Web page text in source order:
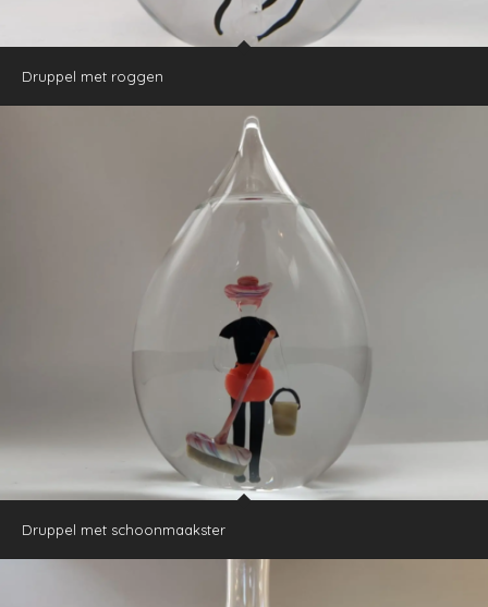
Druppel met roggen
Druppel met schoonmaakster